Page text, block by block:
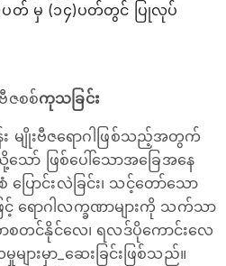
ပတ် မှ (၁၄)ပတ်တွင် ပြုလုပ်
ဇစစ်ကုသခြင်း
မျိုးဗီဇရောဂါဖြစ်သည့်အတွက်
ာ် ဖြစ်ပေါ်သောအခြေအနေ
ြောင်းလဲခြင်း၊ သင့်တော်သော
ြင့် ရောဂါလက္ခဏာများကို သက်သာ
တင်နိုင်လေ၊ ရလဒ်ပိုကောင်းလေ
ျားမှာ_ဆေးခြင်းဖြစ်သည်။